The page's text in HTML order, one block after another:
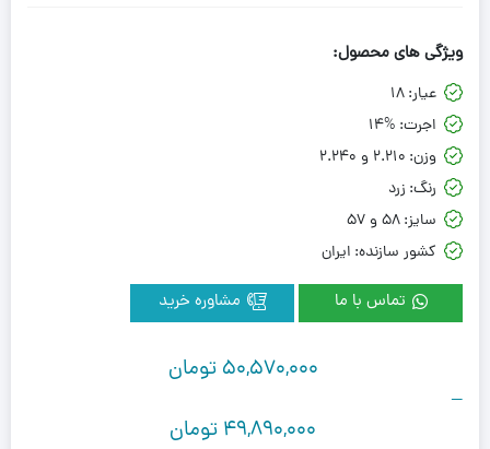
ویژگی های محصول:
عیار:18
اجرت: 14%
وزن: 2.210 و 2.240
رنگ: زرد
سایز:58 و 57
کشور سازنده: ایران
تماس با ما
50,570,000 تومان
–
49,890,000 تومان